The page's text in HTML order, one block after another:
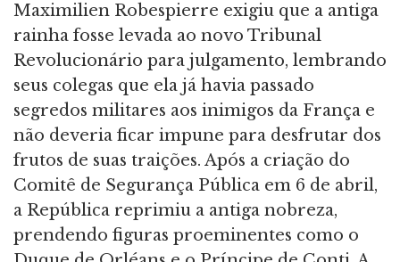
Maximilien Robespierre exigiu que a antiga
rainha fosse levada ao novo Tribunal
Revolucionário para julgamento, lembrando
seus colegas que ela já havia passado
segredos militares aos inimigos da França e
não deveria ficar impune para desfrutar dos
frutos de suas traições. Após a criação do
Comitê de Segurança Pública em 6 de abril,
a República reprimiu a antiga nobreza,
prendendo figuras proeminentes como o